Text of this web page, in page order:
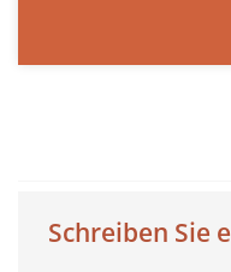
Schreiben Sie